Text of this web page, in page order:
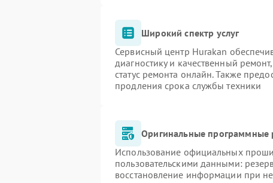
Широкий спектр услуг
Сервисный центр Hurakan
диагностику и качественный
статус ремонта онлайн. Также
продления срока службы техники
Оригинальные программные
Использование официальных
пользовательскими данными:
восстановление информации при